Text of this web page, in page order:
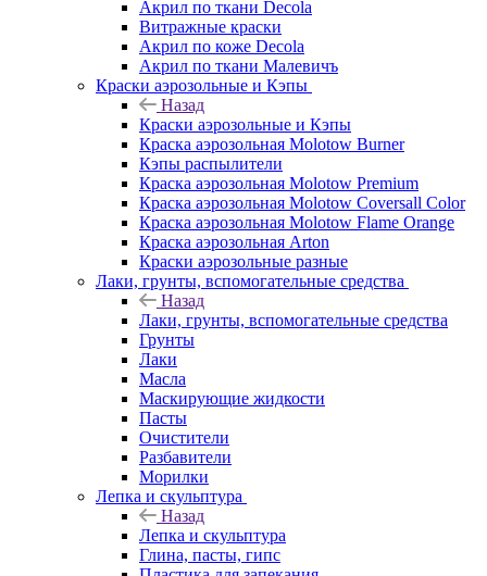
Акрил по ткани Decola
Витражные краски
Акрил по коже Decola
Акрил по ткани Малевичъ
Краски аэрозольные и Кэпы
Назад
Краски аэрозольные и Кэпы
Краска аэрозольная Molotow Burner
Кэпы распылители
Краска аэрозольная Molotow Premium
Краска аэрозольная Molotow Coversall Color
Краска аэрозольная Molotow Flame Orange
Краска аэрозольная Arton
Краски аэрозольные разные
Лаки, грунты, вспомогательные средства
Назад
Лаки, грунты, вспомогательные средства
Грунты
Лаки
Масла
Маскирующие жидкости
Пасты
Очистители
Разбавители
Морилки
Лепка и скульптура
Назад
Лепка и скульптура
Глина, пасты, гипс